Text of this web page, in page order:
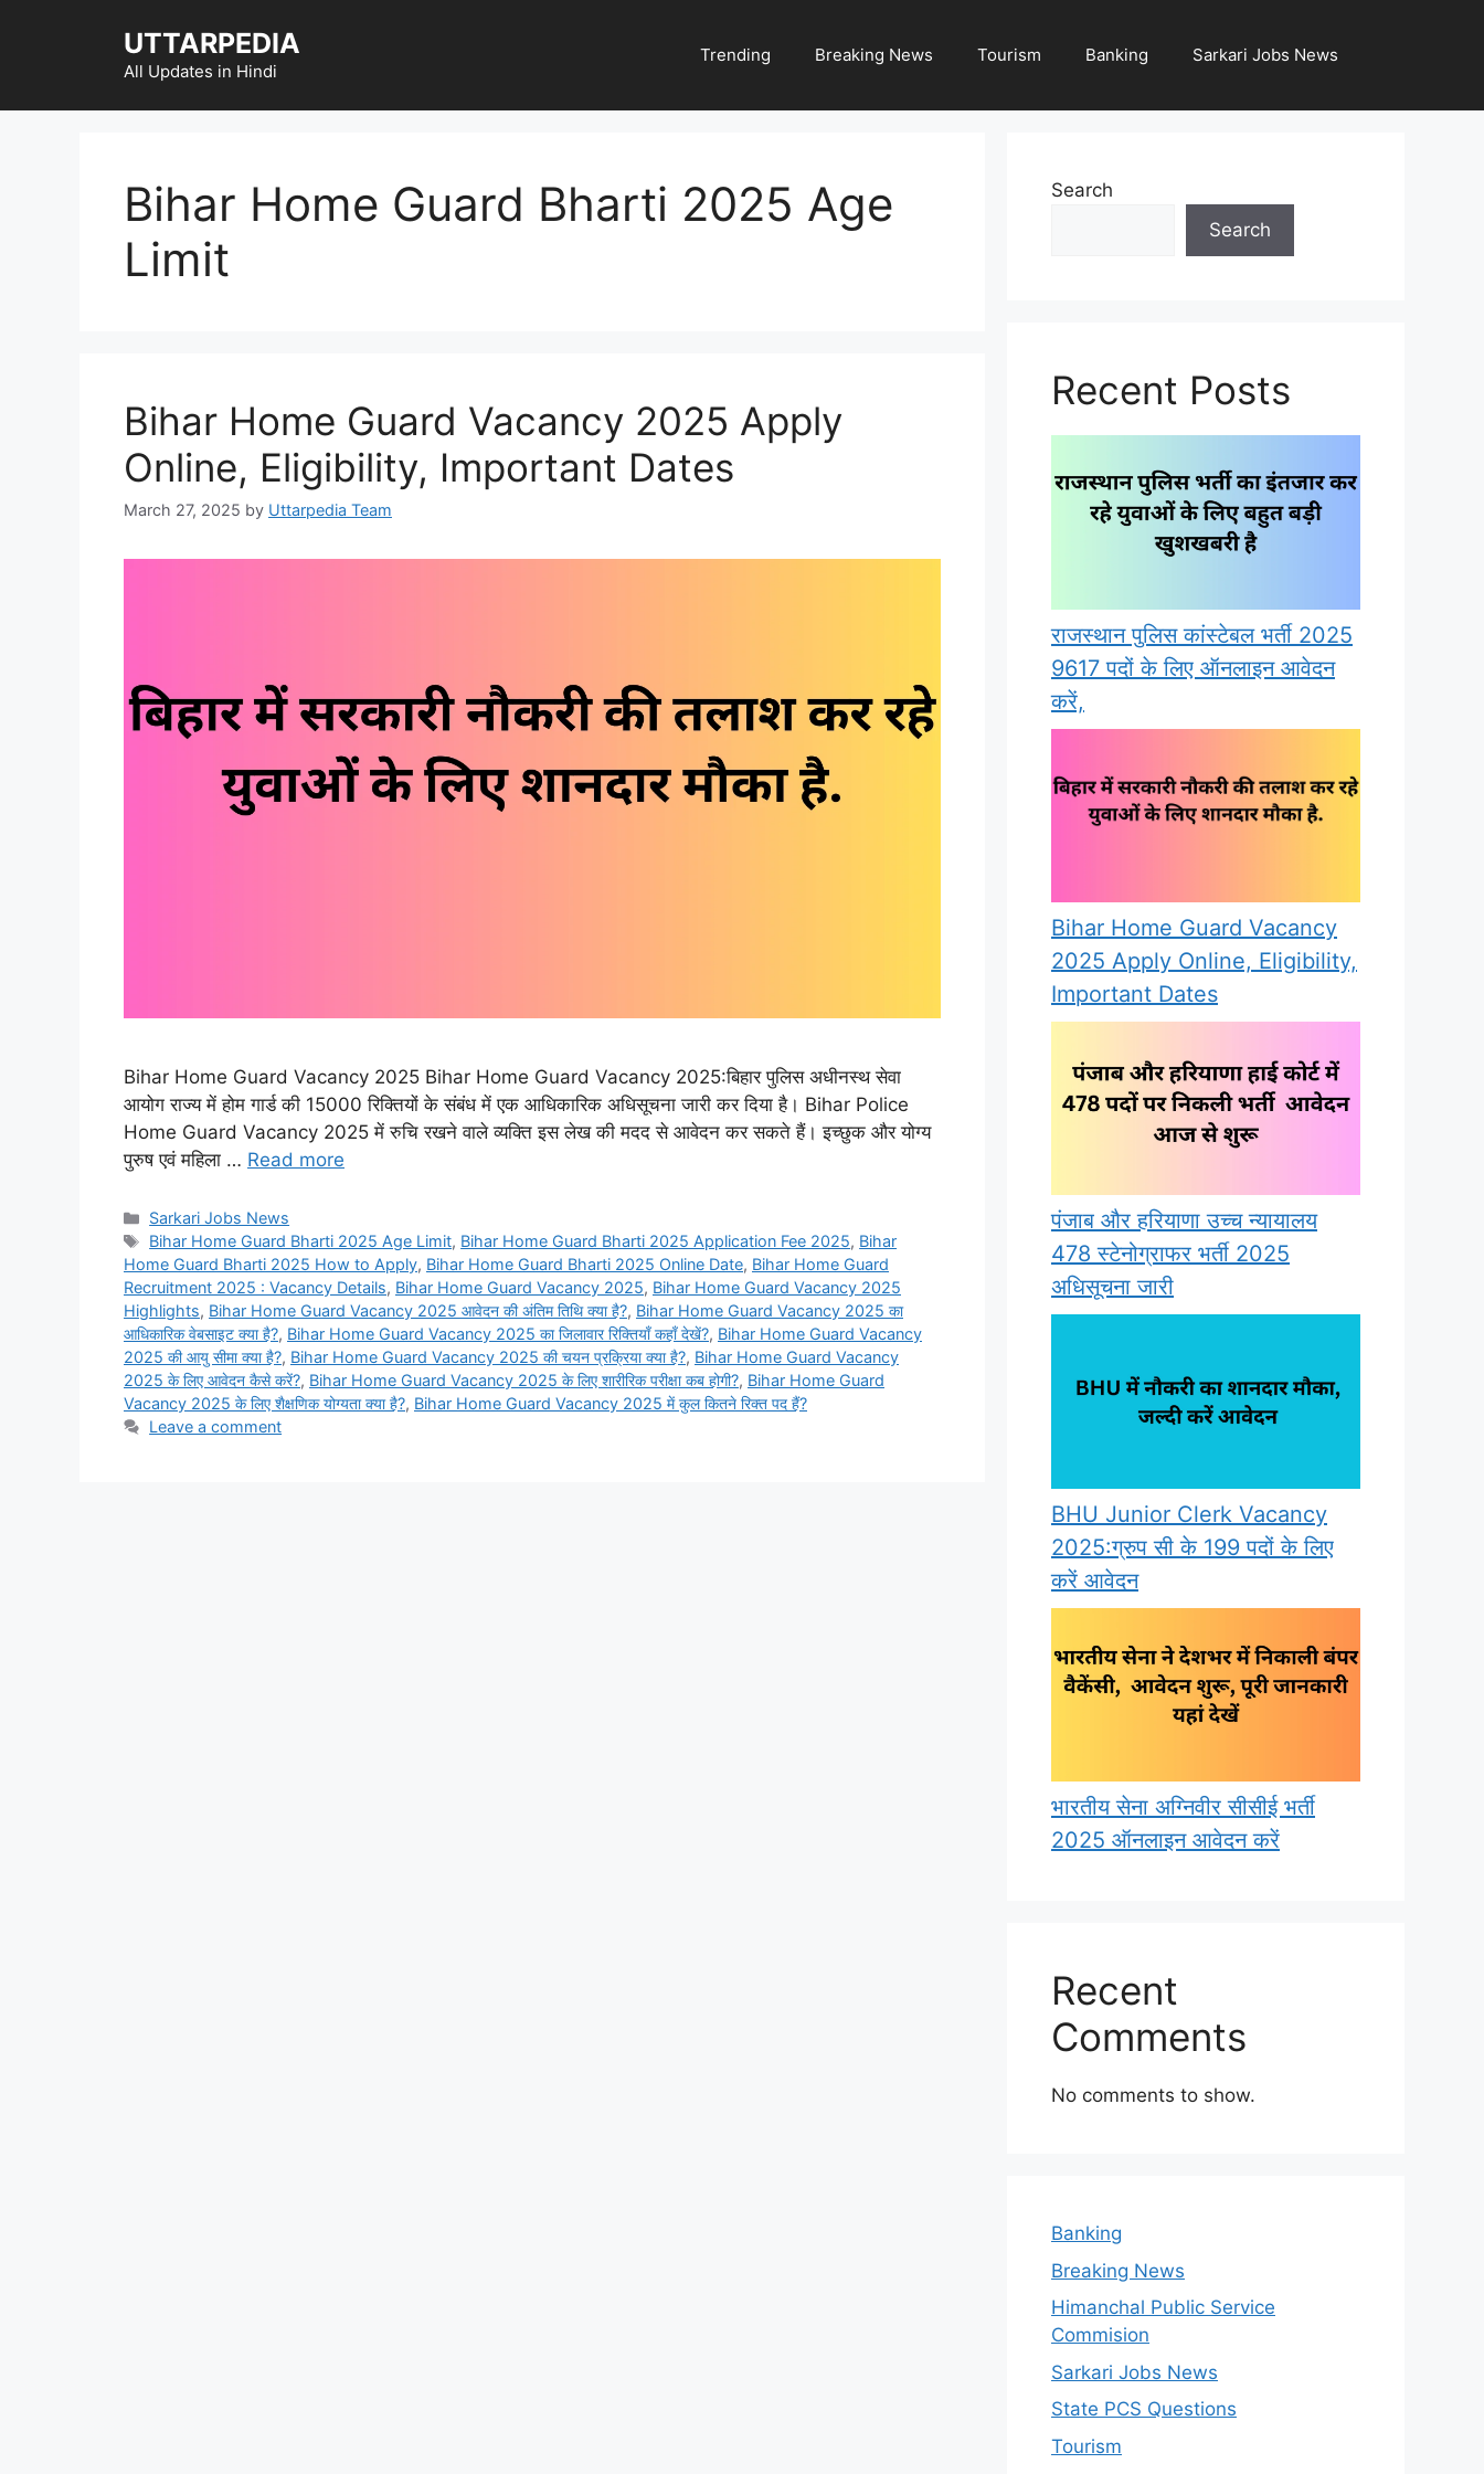
UTTARPEDIA
All Updates in Hindi
Trending Breaking News Tourism Banking Sarkari Jobs News
Bihar Home Guard Bharti 2025 Age
Limit
Bihar Home Guard Vacancy 2025 Apply
Online, Eligibility, Important Dates
March 27, 2025 by Uttarpedia Team
Bihar Home Guard Vacancy 2025 Bihar Home Guard Vacancy 2025:बिहार पुलिस अधीनस्थ सेवा
आयोग राज्य में होम गार्ड की 15000 रिक्तियों के संबंध में एक आधिकारिक अधिसूचना जारी कर दिया है। Bihar Police
Home Guard Vacancy 2025 में रुचि रखने वाले व्यक्ति इस लेख की मदद से आवेदन कर सकते हैं। इच्छुक और योग्य
पुरुष एवं महिला … Read more
Categories
Sarkari Jobs News
Tags
Bihar Home Guard Bharti 2025 Age Limit, Bihar Home Guard Bharti 2025 Application Fee 2025, Bihar
Home Guard Bharti 2025 How to Apply, Bihar Home Guard Bharti 2025 Online Date, Bihar Home Guard
Recruitment 2025 : Vacancy Details, Bihar Home Guard Vacancy 2025, Bihar Home Guard Vacancy 2025
Highlights, Bihar Home Guard Vacancy 2025 आवेदन की अंतिम तिथि क्या है?, Bihar Home Guard Vacancy 2025 का
आधिकारिक वेबसाइट क्या है?, Bihar Home Guard Vacancy 2025 का जिलावार रिक्तियाँ कहाँ देखें?, Bihar Home Guard Vacancy
2025 की आयु सीमा क्या है?, Bihar Home Guard Vacancy 2025 की चयन प्रक्रिया क्या है?, Bihar Home Guard Vacancy
2025 के लिए आवेदन कैसे करें?, Bihar Home Guard Vacancy 2025 के लिए शारीरिक परीक्षा कब होगी?, Bihar Home Guard
Vacancy 2025 के लिए शैक्षणिक योग्यता क्या है?, Bihar Home Guard Vacancy 2025 में कुल कितने रिक्त पद हैं?
Leave a comment
Search
Search
Recent Posts
राजस्थान पुलिस कांस्टेबल भर्ती 2025
9617 पदों के लिए ऑनलाइन आवेदन
करें,
Bihar Home Guard Vacancy
2025 Apply Online, Eligibility,
Important Dates
पंजाब और हरियाणा उच्च न्यायालय
478 स्टेनोग्राफर भर्ती 2025
अधिसूचना जारी
BHU Junior Clerk Vacancy
2025:ग्रुप सी के 199 पदों के लिए
करें आवेदन
भारतीय सेना अग्निवीर सीसीई भर्ती
2025 ऑनलाइन आवेदन करें
Recent
Comments
No comments to show.
Banking
Breaking News
Himanchal Public Service
Commision
Sarkari Jobs News
State PCS Questions
Tourism